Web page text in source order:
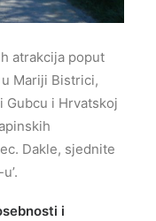
atrakcija poput
Mariji Bistrici,
Gubcu i Hrvatskoj
Dakle, sjednite
i